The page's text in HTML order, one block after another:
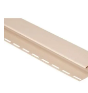
избранное сравнить